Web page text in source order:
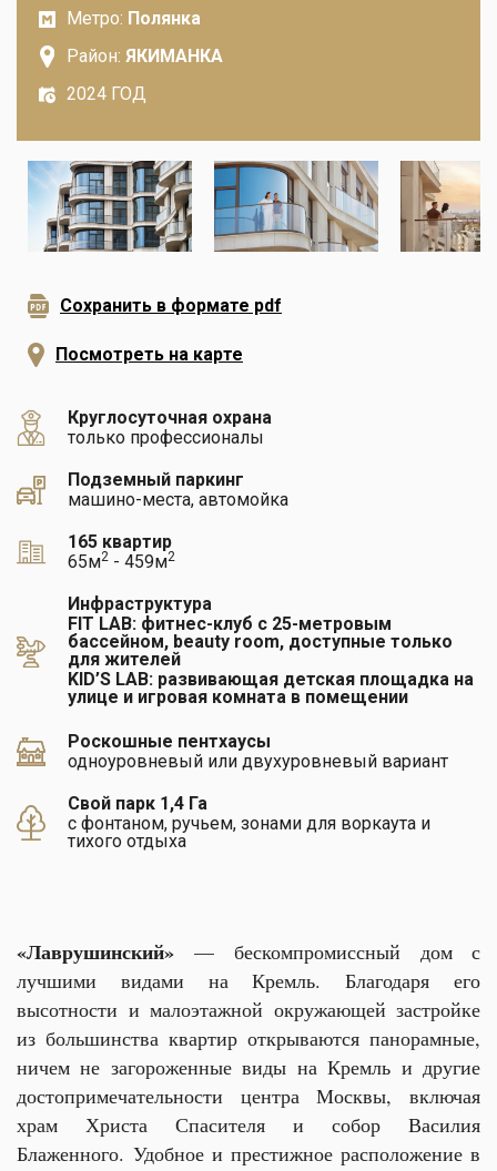
Метро: Полянка
Район: ЯКИМАНКА
2024 ГОД
Сохранить в формате pdf
Посмотреть на карте
Круглосуточная охрана
только профессионалы
Подземный паркинг
машино-места, автомойка
165 квартир
65м2 - 459м2
Инфраструктура
FIT LAB: фитнес-клуб с 25-метровым
бассейном, beauty room, доступные только
для жителей
KID’S LAB: развивающая детская площадка на
улице и игровая комната в помещении
Роскошные пентхаусы
одноуровневый или двухуровневый вариант
Свой парк 1,4 Га
с фонтаном, ручьем, зонами для воркаута и
тихого отдыха
«Лаврушинский» — бескомпромиссный дом с
лучшими видами на Кремль. Благодаря его
высотности и малоэтажной окружающей застройке
из большинства квартир открываются панорамные,
ничем не загороженные виды на Кремль и другие
достопримечательности центра Москвы, включая
храм Христа Спасителя и собор Василия
Блаженного. Удобное и престижное расположение в